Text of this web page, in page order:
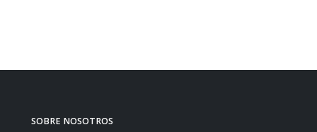
SOBRE NOSOTROS